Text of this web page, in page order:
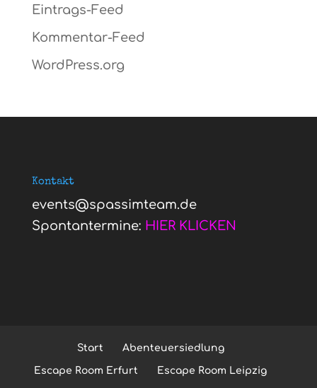
Eintrags-Feed
Kommentar-Feed
WordPress.org
Kontakt
events@spassimteam.de
Spontantermine: HIER KLICKEN
Start Abenteuersiedlung
Escape Room Erfurt Escape Room Leipzig